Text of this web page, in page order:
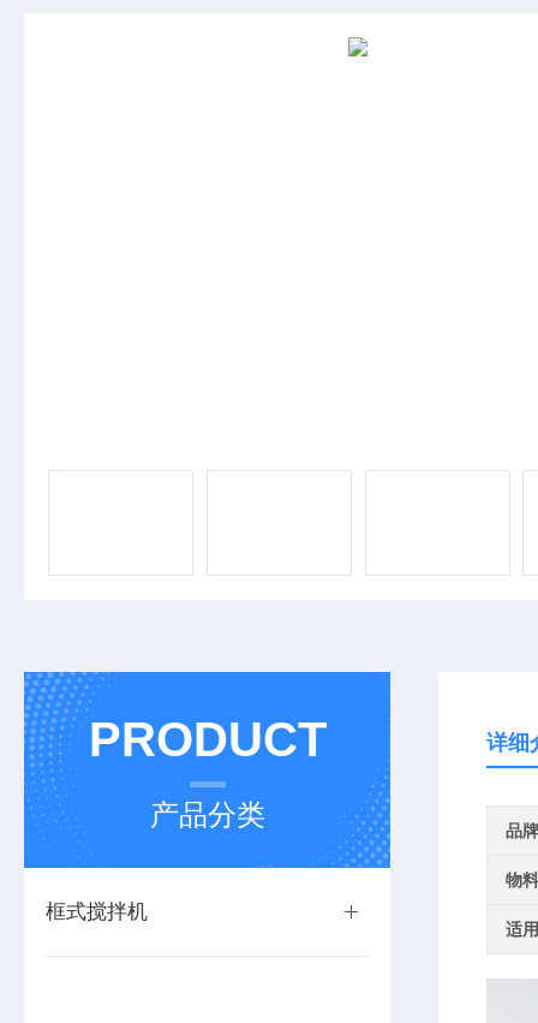
PRODUCT
产品分类
框式搅拌机
详细
品牌
物
适